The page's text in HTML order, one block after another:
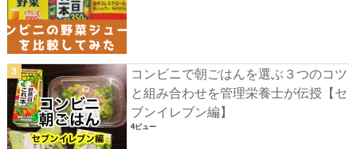
コンビニで朝ごはんを選ぶ３つのコツ
と組み合わせを管理栄養士が伝授【セ
ブンイレブン編】
4ビュー